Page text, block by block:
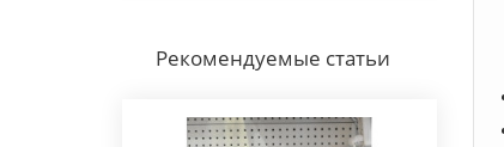
Рекомендуемые статьи